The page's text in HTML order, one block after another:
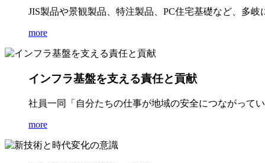
JIS製品や景観製品、特注製品、PC住宅基礎など、多
more
インフラ基盤を支える責任と貢献
社員一同「自分たちの仕事が地域の安全につながって
more